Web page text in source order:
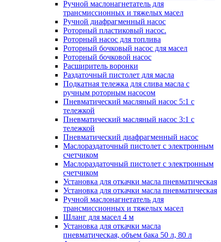
Ручной маслонагнетатель для
трансмиссионных и тяжелых масел
Ручной диафрагменный насос
Роторный пластиковый насос.
Роторный насос для топлива
Роторный бочковый насос для масел
Роторный бочковой насос
Расширитель воронки
Раздаточный пистолет для масла
Подкатная тележка для слива масла с
ручным роторным насосом
Пневматический масляный насос 5:1 с
тележкой
Пневматический масляный насос 3:1 с
тележкой
Пневматический диафрагменный насос
Маслораздаточный пистолет с электронным
счетчиком
Маслораздаточный пистолет с электронным
счетчиком
Установка для откачки масла пневматическая
Установка для откачки масла пневматическая
Ручной маслонагнетатель для
трансмиссионных и тяжелых масел
Шланг для масел 4 м
Установка для откачки масла
пневматическая, объем бака 50 л, 80 л